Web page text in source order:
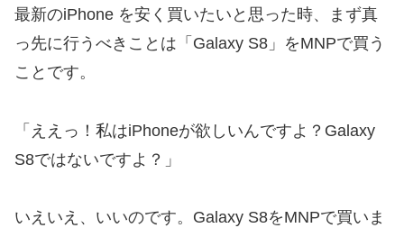
最新のiPhone を安く買いたいと思った時、まず真
っ先に行うべきことは「Galaxy S8」をMNPで買う
ことです。
「ええっ！私はiPhoneが欲しいんですよ？Galaxy
S8ではないですよ？」
いえいえ、いいのです。Galaxy S8をMNPで買いま